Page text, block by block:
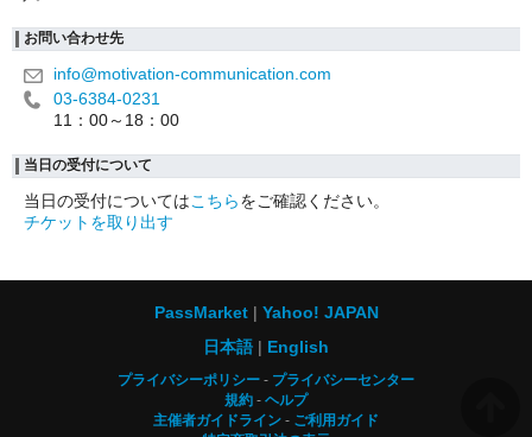
お問い合わせ先
info@motivation-communication.com
03-6384-0231
11：00～18：00
当日の受付について
当日の受付についてはこちらをご確認ください。
チケットを取り出す
PassMarket
Yahoo! JAPAN
日本語
English
プライバシーポリシー
プライバシーセンター
規約
ヘルプ
主催者ガイドライン
ご利用ガイド